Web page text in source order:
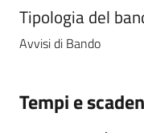
Tipologia del
Avvisi di Bando
Tempi e